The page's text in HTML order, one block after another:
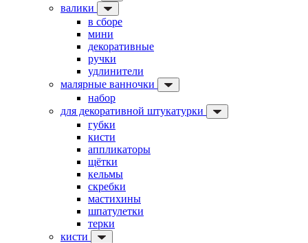
валики
в сборе
мини
декоративные
ручки
удлинители
малярные ванночки
набор
для декоративной штукатурки
губки
кисти
аппликаторы
щётки
кельмы
скребки
мастихины
шпатулетки
терки
кисти